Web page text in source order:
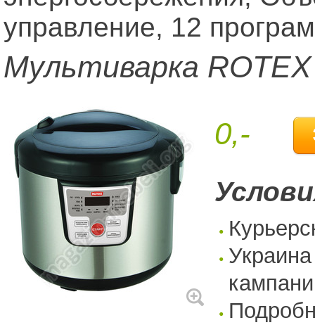
управление, 12
Мультиварка
0,-